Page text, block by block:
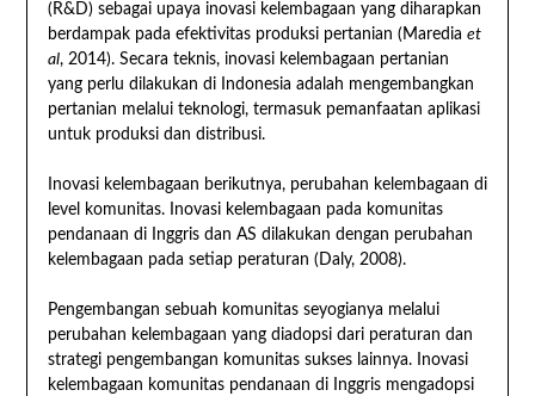
(R&D) sebagai upaya inovasi kelembagaan yang diharapkan
berdampak pada efektivitas produksi pertanian (Maredia et
al, 2014). Secara teknis, inovasi kelembagaan pertanian
yang perlu dilakukan di Indonesia adalah mengembangkan
pertanian melalui teknologi, termasuk pemanfaatan aplikasi
untuk produksi dan distribusi.
Inovasi kelembagaan berikutnya, perubahan kelembagaan di
level komunitas. Inovasi kelembagaan pada komunitas
pendanaan di Inggris dan AS dilakukan dengan perubahan
kelembagaan pada setiap peraturan (Daly, 2008).
Pengembangan sebuah komunitas seyogianya melalui
perubahan kelembagaan yang diadopsi dari peraturan dan
strategi pengembangan komunitas sukses lainnya. Inovasi
kelembagaan komunitas pendanaan di Inggris mengadopsi